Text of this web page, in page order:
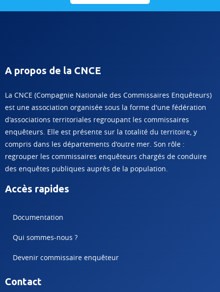
A propos de la CNCE
La CNCE (Compagnie Nationale des Commissaires Enquêteurs)
est une association organisée sous la forme d'une fédération
d'associations territoriales regroupant les commissaires
enquêteurs. Elle est présente sur la totalité du territoire, y
compris dans les départements d'outre mer. Son rôle :
regrouper les commissaires enquêteurs chargés de conduire
des enquêtes publiques auprès de la population.
Accès rapides
Documentation
Qui sommes-nous ?
Devenir commissaire enquêteur
Contact